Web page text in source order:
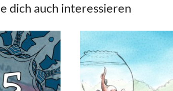
dich auch interessieren